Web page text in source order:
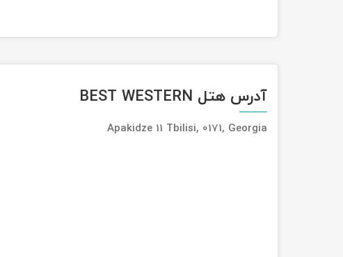
آدرس هتل BEST WESTERN
Apakidze 11 Tbilisi, 0171, Georgia